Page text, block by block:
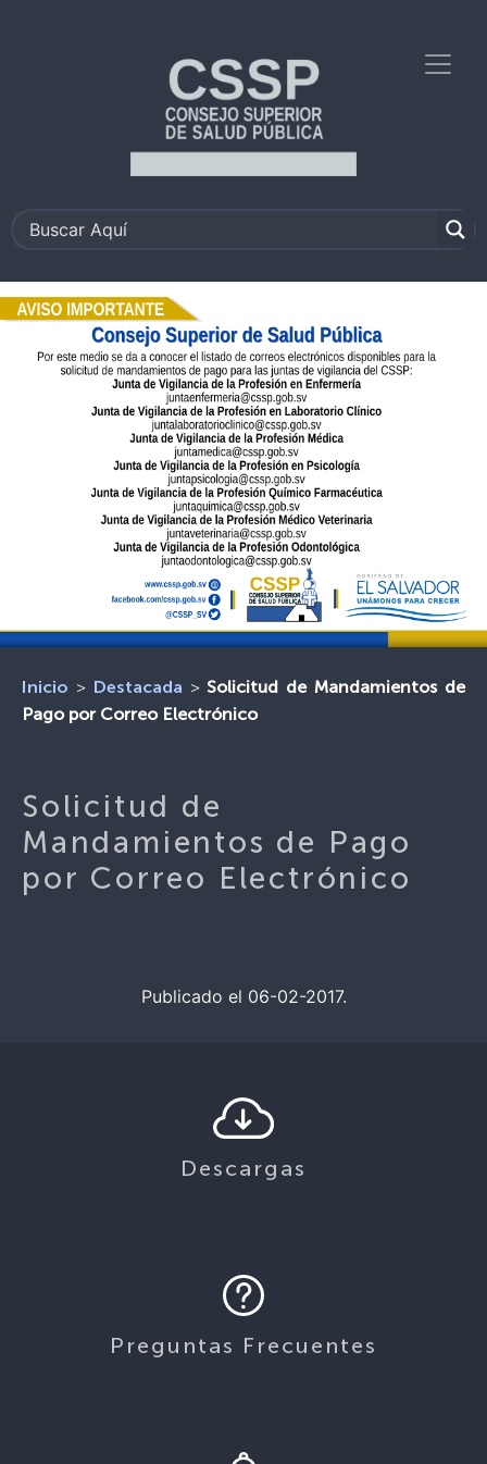
Inicio > Destacada >Solicitud de Mandamientos de
Pago por Correo Electrónico
Solicitud de
Mandamientos de Pago
por Correo Electrónico
Publicado el 06-02-2017.
Descargas
Preguntas Frecuentes